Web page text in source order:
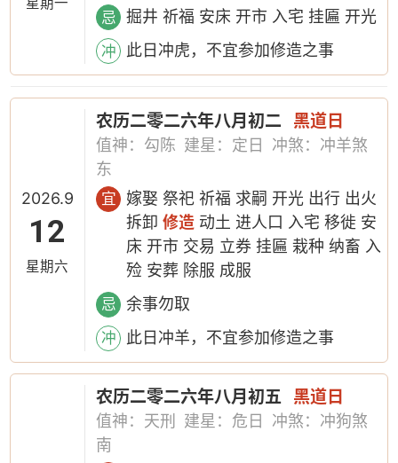
忌 掘井 祈福 安床 开市 入宅 挂匾 开光
冲 此日冲虎，不宜参加修造之事
2026.9
12
星期六
农历二零二六年八月初二 黑道日
值神：勾陈 建星：定日
冲煞：冲羊煞
东
宜
嫁娶 祭祀 祈福 求嗣 开光 出行 出火
拆卸修造 动土 进人口 入宅 移徙 安
床 开市 交易 立券 挂匾 栽种 纳畜 入
殓 安葬 除服 成服
忌 余事勿取
冲 此日冲羊，不宜参加修造之事
农历二零二六年八月初五 黑道日
值神：天刑 建星：危日
冲煞：冲狗煞
南